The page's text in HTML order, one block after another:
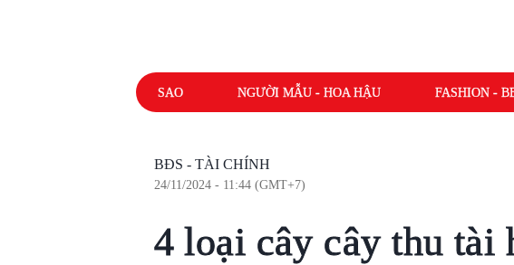
SAO NGƯỜI MẪU - HOA HẬU FASHION -
BĐS - TÀI CHÍNH
24/11/2024 - 11:44 (GMT+7)
4 loại cây cây thu tài